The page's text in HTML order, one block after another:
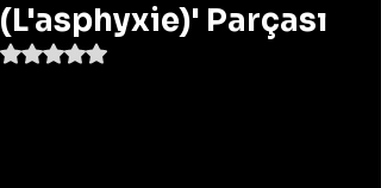
(L'asphyxie)' Parçası
5 üzerinden NaN yıldız